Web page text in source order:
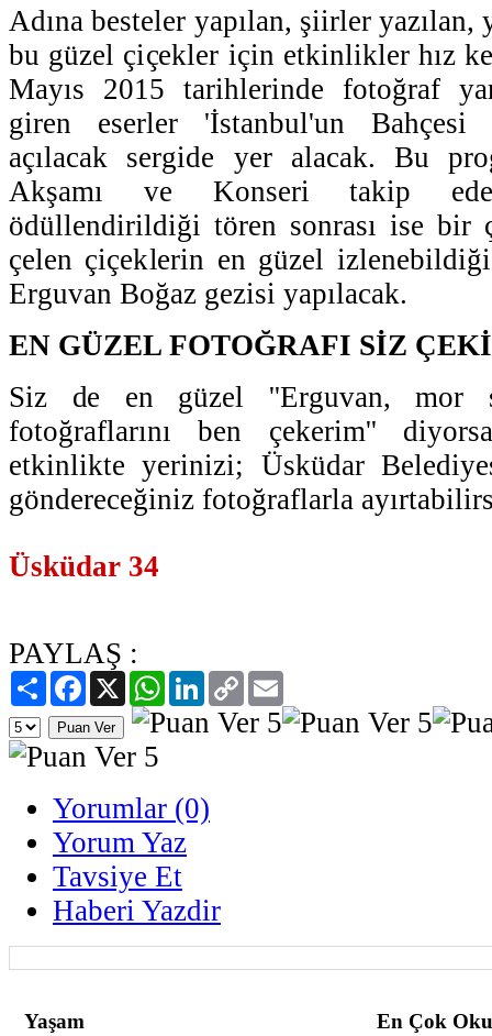
Adına besteler yapılan, şiirler
bu güzel çiçekler için etkinlikler hız
Mayıs 2015 tarihlerinde fotoğraf
giren eserler 'İstanbul'un Bahçesi
açılacak sergide yer alacak. Bu
Akşamı ve Konseri takip
ödüllendirildiği tören sonrası ise bir
çelen çiçeklerin en güzel
Erguvan Boğaz gezisi yapılacak.
EN GÜZEL FOTOĞRAFI SİZ
Siz de en güzel ''Erguvan, mor
fotoğraflarını ben çekerim''
etkinlikte yerinizi; Üsküdar
göndereceğiniz fotoğraflarla
Üsküdar 34
PAYLAŞ :
PaylaşFacebook
X WhatsAppLinkedIn
Copy
Link
Yorumlar (0)
Yorum Yaz
Tavsiye Et
Haberi Yazdir
Yaşam En Çok